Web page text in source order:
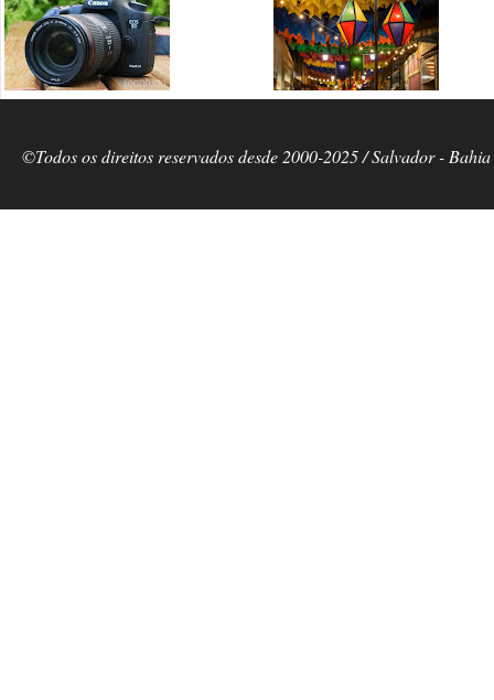
©Todos os direitos reservados desde 2000-2025 / Salvador -